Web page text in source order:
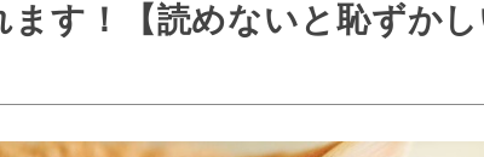
ます！【読めないと恥ずか